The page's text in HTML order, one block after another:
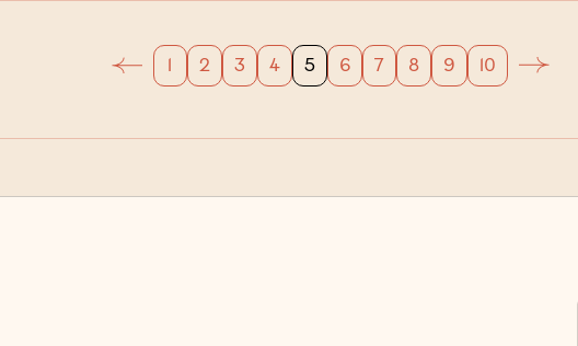
1 2 3 4 5 6 7 8 9 10